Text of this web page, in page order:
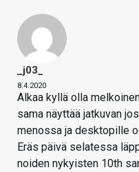
_j03_
8.4.2020
Alkaa kyllä olla
sama näyttää jatkuvan
menossa ja desktopille
Eräs päivä selatessa
noiden nykyisten 10th